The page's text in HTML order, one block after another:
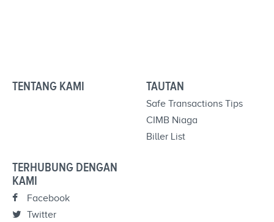
TENTANG KAMI TAUTAN
Safe Transactions Tips
CIMB Niaga
Biller List
TERHUBUNG DENGAN
KAMI
Facebook
Twitter